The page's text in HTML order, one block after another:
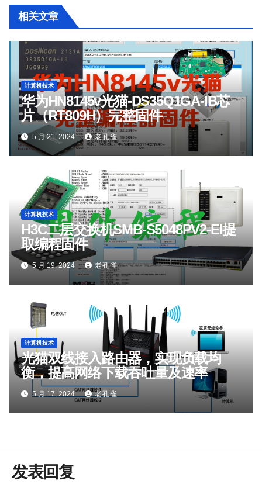
相关文章
计算机技术
华为HN8145v光猫-DS35Q1GA-IB芯
片（RT809H）完整固件
5 月 21, 2024 老孔雀
计算机技术
H3C二层交换机SMB-S5048PV2-EI提
取编程固件
5 月 19, 2024 老孔雀
计算机技术
光猫双线接入路由器，实现负载均
衡，提高网络下载吞吐量及速率
5 月 17, 2024 老孔雀
发表回复